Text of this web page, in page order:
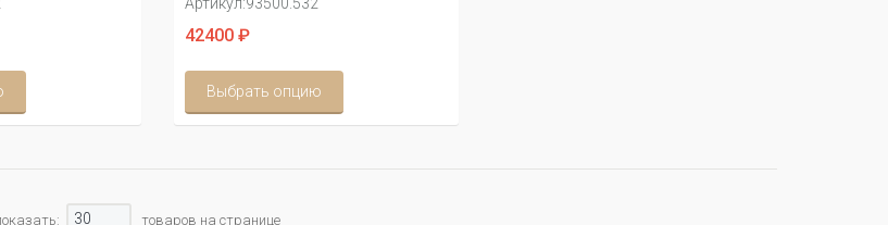
Артикул:93500.532
42400 ₽
Выбрать опцию
30 товаров на странице